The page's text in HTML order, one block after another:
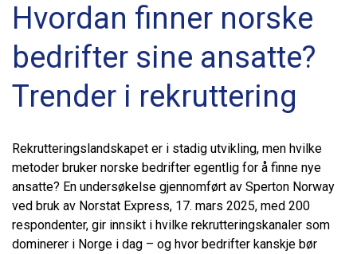
Hvordan finner norske
bedrifter sine ansatte?
Trender i rekruttering
Rekrutteringslandskapet er i stadig utvikling, men hvilke
metoder bruker norske bedrifter egentlig for å finne nye
ansatte? En undersøkelse gjennomført av Sperton Norway
ved bruk av Norstat Express, 17. mars 2025, med 200
respondenter, gir innsikt i hvilke rekrutteringskanaler som
dominerer i Norge i dag – og hvor bedrifter kanskje bør